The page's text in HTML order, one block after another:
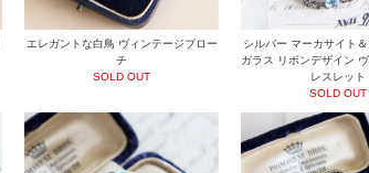
エレガントな白鳥 ヴィンテージブロー
チ
SOLD OUT
シルバー マーカサイト
ガラス リボンデザイン
レスレット
SOLD OUT